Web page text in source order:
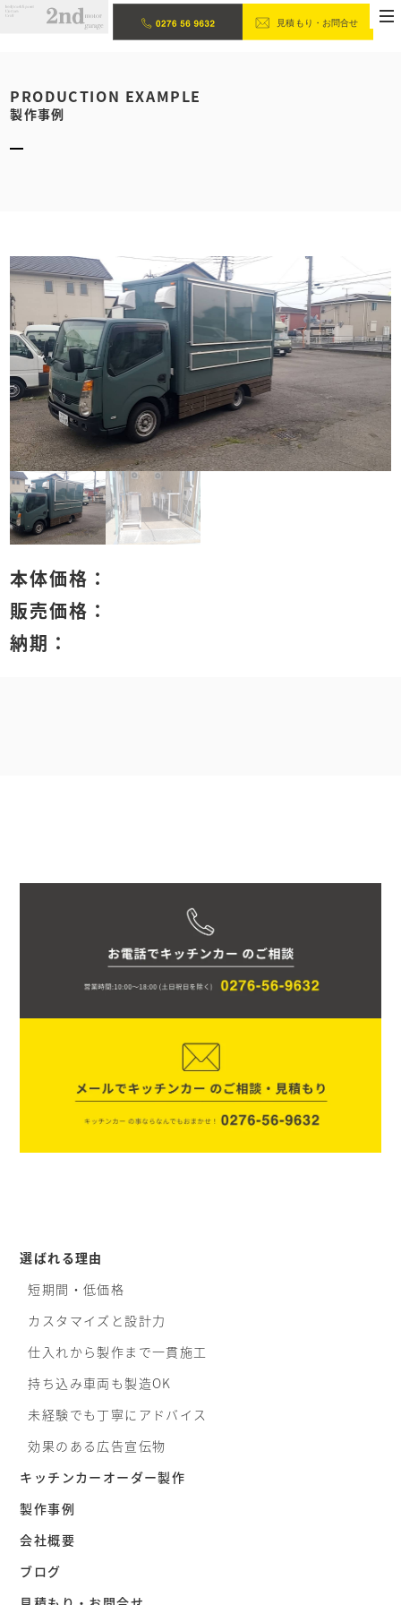
PRODUCTION EXAMPLE
製作事例
本体価格：
販売価格：
納期：
選ばれる理由
短期間・低価格
カスタマイズと設計力
仕入れから製作まで一貫施工
持ち込み車両も製造OK
未経験でも丁寧にアドバイス
効果のある広告宣伝物
キッチンカーオーダー製作
製作事例
会社概要
ブログ